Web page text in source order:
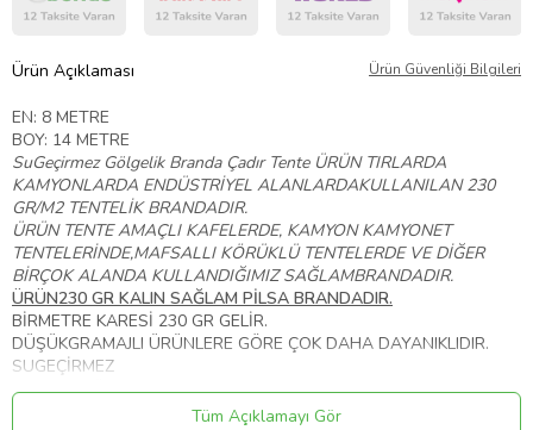
Ürün Açıklaması Ürün Güvenliği Bilgileri
EN: 8 METRE
BOY: 14 METRE
SuGeçirmez Gölgelik Branda Çadır Tente ÜRÜN TIRLARDA
KAMYONLARDA ENDÜSTRİYEL ALANLARDAKULLANILAN 230
GR/M2 TENTELİK BRANDADIR.
ÜRÜN TENTE AMAÇLI KAFELERDE, KAMYON KAMYONET
TENTELERİNDE,MAFSALLI KÖRÜKLÜ TENTELERDE VE DİĞER
BİRÇOK ALANDA KULLANDIĞIMIZ SAĞLAMBRANDADIR.
ÜRÜN230 GR KALIN SAĞLAM PİLSA BRANDADIR.
BİRMETRE KARESİ 230 GR GELİR.
DÜŞÜKGRAMAJLI ÜRÜNLERE GÖRE ÇOK DAHA DAYANIKLIDIR.
SUGEÇİRMEZ
TOZA VERÜZGARA DAYANIKLI
Tüm Açıklamayı Gör